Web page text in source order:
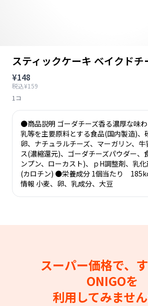
スティックケーキ ベイクドチ
¥148
税込¥159
1コ
●商品説明 ゴーダチーズ香る濃厚な味
乳等を主要原料とする食品(国内製造)、
卵、ナチュラルチーズ、マーガリン、
ス(濃縮還元)、ゴーダチーズパウダー、
ンプン、ローカスト)、ｐH調整剤、乳
(カロチン) ●栄養成分 1個当たり
情報 小麦、卵、乳成分、大豆
スーパー価格で、
ONIGOを
利用してみませ